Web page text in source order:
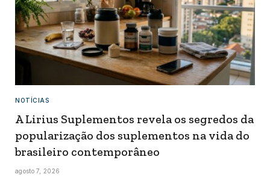
NOTÍCIAS
A Lirius Suplementos revela os segredos da
popularização dos suplementos na vida do
brasileiro contemporâneo
agosto 7, 2026